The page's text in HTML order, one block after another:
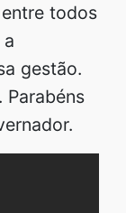
todos
gestão.
Parabéns